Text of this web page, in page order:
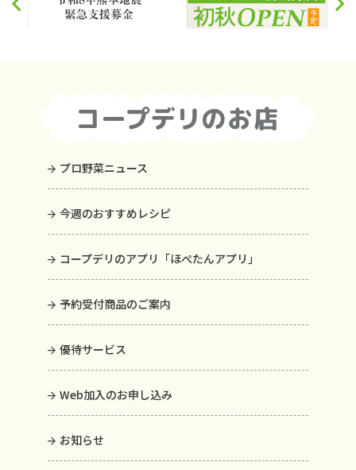
プロ野菜ニュース
今週のおすすめレシピ
コープデリのアプリ「ほぺたんアプリ」
予約受付商品のご案内
優待サービス
Web加入のお申し込み
お知らせ